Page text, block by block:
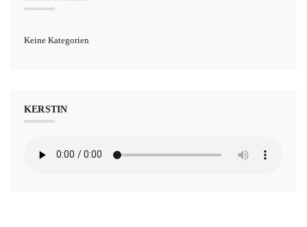
Keine Kategorien
KERSTIN